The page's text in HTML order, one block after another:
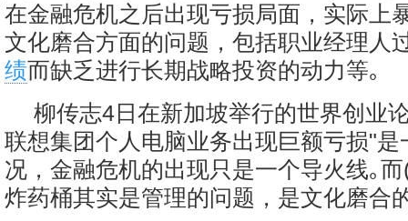
在金融危机之后出现亏损局面，实际上
文化磨合方面的问题，包括职业经理人
绩而缺乏进行长期战略投资的动力等｡
柳传志4日在新加坡举行的世界创业
联想集团个人电脑业务出现巨额亏损"是
况，金融危机的出现只是一个导火线｡
炸药桶其实是管理的问题，是文化磨合